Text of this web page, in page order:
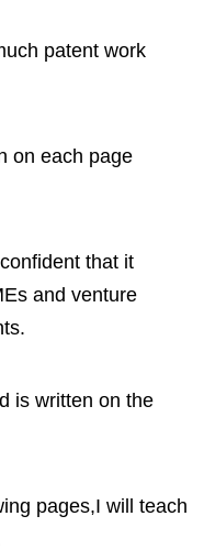
patent work
on each page
that it
and venture
is written on the
pages,I will teach